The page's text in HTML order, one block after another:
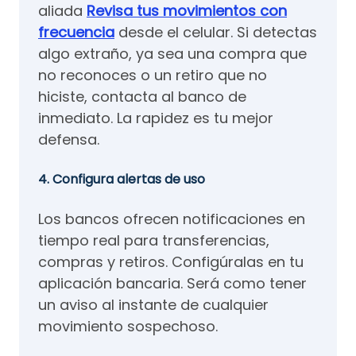
aliada Revisa tus movimientos con
frecuencia desde el celular. Si detectas
algo extraño, ya sea una compra que
no reconoces o un retiro que no
hiciste, contacta al banco de
inmediato. La rapidez es tu mejor
defensa.
4. Configura alertas de uso
Los bancos ofrecen notificaciones en
tiempo real para transferencias,
compras y retiros. Configúralas en tu
aplicación bancaria. Será como tener
un aviso al instante de cualquier
movimiento sospechoso.